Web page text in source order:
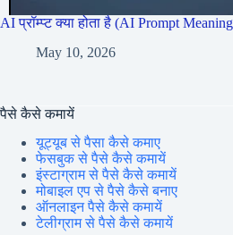
AI प्रॉम्प्ट क्या होता है (AI Prompt
May 10, 2026
पैसे कैसे कमायें
यूट्यूब से पैसा कैसे कमाए
फेसबुक से पैसे कैसे कमायें
इंस्टाग्राम से पैसे कैसे कमायें
मोबाइल एप से पैसे कैसे बनाए
ऑनलाइन पैसे कैसे कमायें
टेलीग्राम से पैसे कैसे कमायें